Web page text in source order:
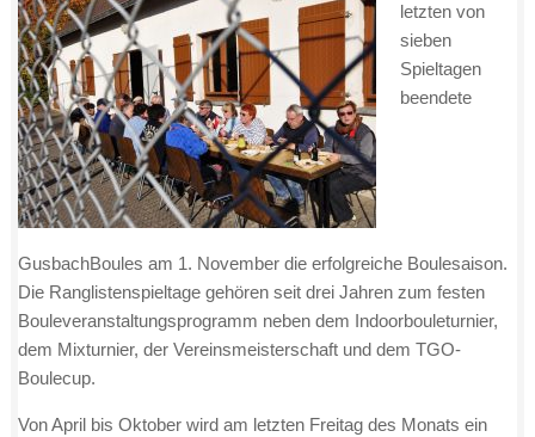
letzten von
sieben
Spieltagen
beendete
GusbachBoules am 1. November die erfolgreiche Boulesaison.
Die Ranglistenspieltage gehören seit drei Jahren zum festen
Bouleveranstaltungsprogramm neben dem Indoorbouleturnier,
dem Mixturnier, der Vereinsmeisterschaft und dem TGO-
Boulecup.
Von April bis Oktober wird am letzten Freitag des Monats ein